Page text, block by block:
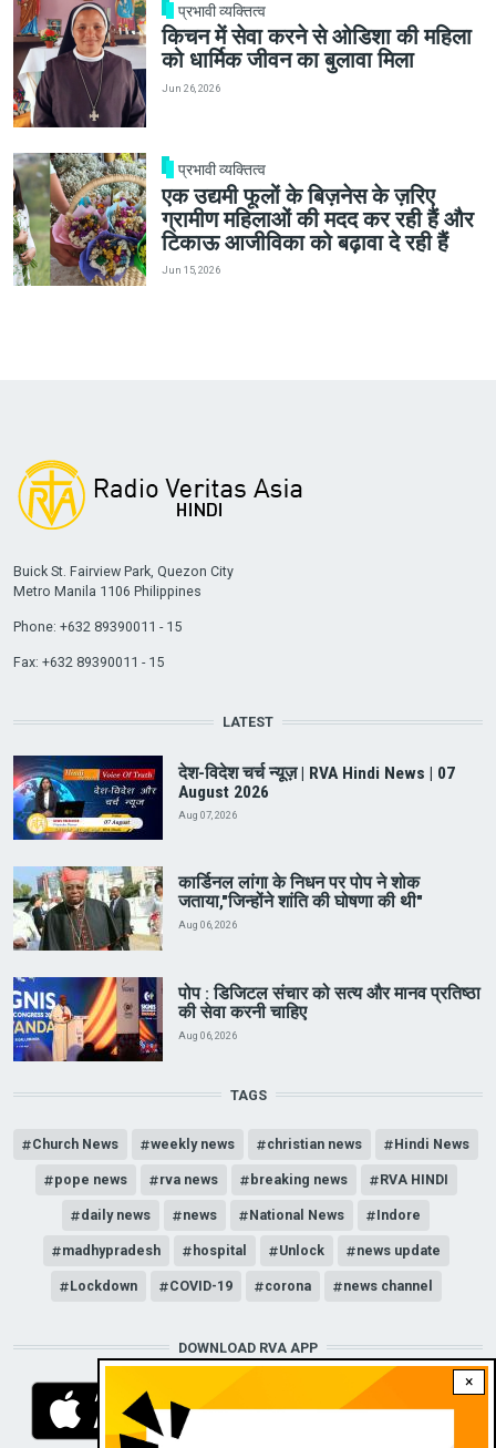
प्रभावी व्यक्तित्व
किचन में सेवा करने से ओडिशा की महिला
को धार्मिक जीवन का बुलावा मिला
Jun 26, 2026
प्रभावी व्यक्तित्व
एक उद्यमी फूलों के बिज़नेस के ज़रिए
ग्रामीण महिलाओं की मदद कर रही हैं और
टिकाऊ आजीविका को बढ़ावा दे रही हैं
Jun 15, 2026
×
Buick St. Fairview Park, Quezon City
Metro Manila 1106 Philippines
Phone: +632 89390011 - 15
Fax: +632 89390011 - 15
LATEST
देश-विदेश चर्च न्यूज़ | RVA Hindi News | 07
August 2026
Aug 07, 2026
कार्डिनल लांगा के निधन पर पोप ने शोक
जताया,"जिन्होंने शांति की घोषणा की थी"
Aug 06, 2026
पोप : डिजिटल संचार को सत्य और मानव प्रतिष्ठा
की सेवा करनी चाहिए
Aug 06, 2026
TAGS
Church News weekly news christian news Hindi News
pope news rva news breaking news RVA HINDI
daily news news National News Indore
madhypradesh hospital Unlock news update
Lockdown COVID-19 corona news channel
DOWNLOAD RVA APP